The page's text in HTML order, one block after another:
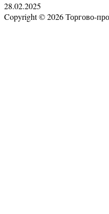
28.02.2025
Copyright © 2026 Торгово-